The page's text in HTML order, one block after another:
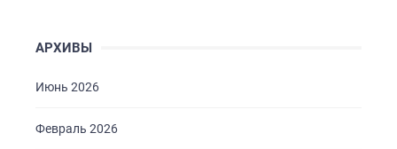
АРХИВЫ
Июнь 2026
Февраль 2026
УСЛУГИ
ПОРТФОЛИО